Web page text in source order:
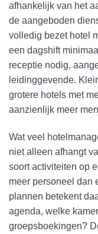
afhankelijk van het
de aangeboden
volledig bezet hotel
een dagshift
receptie nodig,
leidinggevende.
grotere hotels met
aanzienlijk meer
Wat veel
niet alleen afhangt
soort activiteiten op
meer personeel dan
plannen betekent
agenda, welke
groepsboekingen?